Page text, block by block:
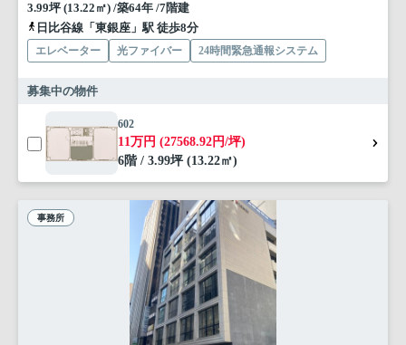
3.99坪 (13.22㎡) /築64年 /7階建
日比谷線「東銀座」駅 徒歩8分
エレベーター 光ファイバー 24時間緊急通報システム
募集中の物件
602
11万円 (27568.92円/坪)
6階 / 3.99坪 (13.22㎡)
事務所